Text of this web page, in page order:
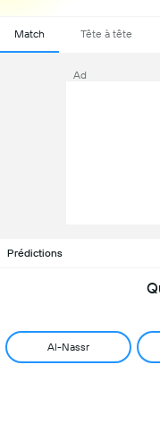
Match Tête à tête
Ad
Prédictions
Al-Nassr